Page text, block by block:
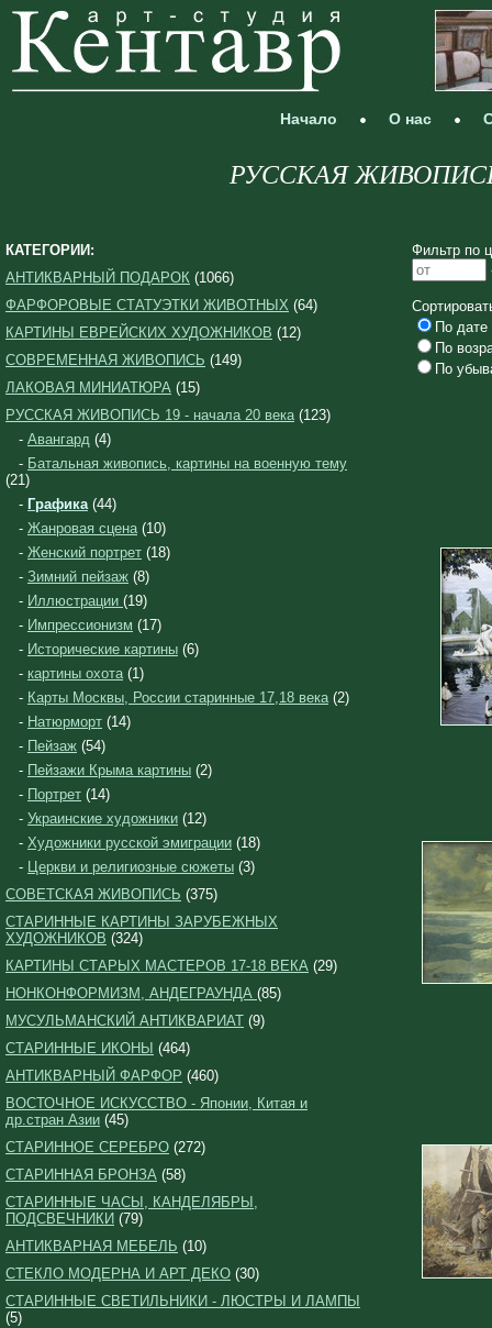
Начало О нас
РУССКАЯ ЖИВОПИСЬ
КАТЕГОРИИ:
АНТИКВАРНЫЙ ПОДАРОК (1066)
ФАРФОРОВЫЕ СТАТУЭТКИ ЖИВОТНЫХ (64)
КАРТИНЫ ЕВРЕЙСКИХ ХУДОЖНИКОВ (12)
СОВРЕМЕННАЯ ЖИВОПИСЬ (149)
ЛАКОВАЯ МИНИАТЮРА (15)
РУССКАЯ ЖИВОПИСЬ 19 - начала 20 века(123)
- Авангард (4)
- Батальная живопись, картины на военную тему
(21)
- Графика(44)
- Жанровая сцена(10)
- Женский портрет (18)
- Зимний пейзаж (8)
- Иллюстрации (19)
- Импрессионизм (17)
- Исторические картины (6)
- картины охота(1)
- Карты Москвы, России старинные 17,18 века(2)
- Натюрморт (14)
- Пейзаж (54)
- Пейзажи Крыма картины (2)
- Портрет (14)
- Украинские художники (12)
- Художники русской эмиграции (18)
- Церкви и религиозные сюжеты (3)
СОВЕТСКАЯ ЖИВОПИСЬ (375)
СТАРИННЫЕ КАРТИНЫ ЗАРУБЕЖНЫХ
ХУДОЖНИКОВ (324)
КАРТИНЫ СТАРЫХ МАСТЕРОВ 17-18 ВЕКА (29)
НОНКОНФОРМИЗМ, АНДЕГРАУНДА (85)
МУСУЛЬМАНСКИЙ АНТИКВАРИАТ (9)
СТАРИННЫЕ ИКОНЫ (464)
АНТИКВАРНЫЙ ФАРФОР (460)
ВОСТОЧНОЕ ИСКУССТВО - Японии, Китая и
др.стран Азии (45)
СТАРИННОЕ СЕРЕБРО (272)
СТАРИННАЯ БРОНЗА (58)
СТАРИННЫЕ ЧАСЫ, КАНДЕЛЯБРЫ,
ПОДСВЕЧНИКИ (79)
АНТИКВАРНАЯ МЕБЕЛЬ (10)
СТЕКЛО МОДЕРНА И АРТ ДЕКО (30)
СТАРИННЫЕ СВЕТИЛЬНИКИ - ЛЮСТРЫ И ЛАМПЫ
(5)
Фильтр по
По дате
По
По